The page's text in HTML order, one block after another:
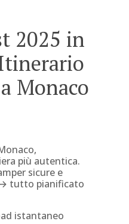
2025 in
Monaco
più autentica.
sicure e
tutto pianificato
istantaneo